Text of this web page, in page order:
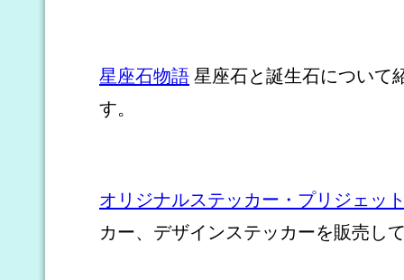
星座石物語 星座石と誕生石について
す。
オリジナルステッカー・プリジェッ
カー、デザインステッカーを販売し